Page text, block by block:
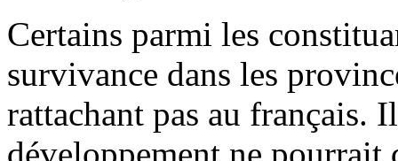
Certains parmi les
survivance dans les
rattachant pas au français.
développement ne pourrait